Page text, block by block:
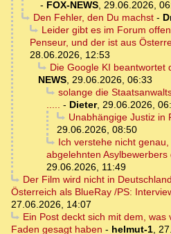
- FOX-NEWS, 29.06.2026,
Den Fehler, den Du machst-
Leider gibt es im Forum
Penseur, und der ist aus
28.06.2026, 12:53
Die Google KI beantwortet
NEWS, 29.06.2026, 06:33
solange die
..... - Dieter, 29.06.2026,
Unabhängige Justiz in
29.06.2026, 08:50
Ich verstehe nicht
abgelehnten Asylbewerbers
29.06.2026, 11:49
Der Film wird nicht in
Österreich als BlueRay /PS:
27.06.2026, 14:07
Ein Post deckt sich mit dem,
Faden gesagt haben - helmut-1,